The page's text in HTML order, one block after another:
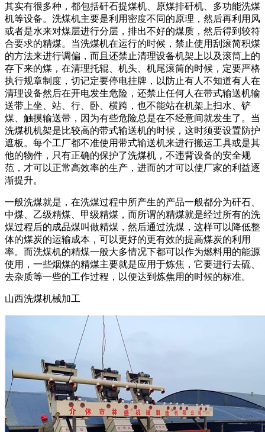
其实有很多种，都包括矸石提煤机、原煤排矸机、多功能洗煤
机等设备。洗煤机主要是利用密度不同的原理，然后再利用风
或者是水来对煤层进行分层，排出不好的煤质，然后得到较符
合要求的精煤。当洗煤机在运行的时候，禁止使用刮滚简积煤
的方法来进行调偏，而且还禁止清理设备机架上以及滚筒上的
存下来的煤，在清理托辊、机头、机尾滚筒的时候，定要严格
执行规章制度，切记定要停电挂牌，以防止有人不知道有人在
清理设备然后在开电发生危险，还禁止任何人在带式输送机输
送带上坐、站、行、卧、横跨，也不能站在机架上扫水、铲
煤、触摸输送带，因为有些危险总是在不经意间就发生了。当
洗煤机机架是比较高的带式输送机的时候，这时须要设置防护
遮板。每个工厂都不准使用带式输送机来进行搬运工具或是其
他的物件，只有正确的保护了洗煤机，不违背设备的安全规
范，才可以正常高效率的生产，进而的才可以使厂家的利益逐
渐提升。
一般洗煤就是，在洗煤过程中所产生的产品一般都分为矸石、
中煤、乙级精煤、甲级精煤，而所谓的精煤就是经过所有的洗
煤过程后的成品煤叫做精煤，然后通过洗煤，这样可以降低整
体的煤炭的运输成本，可以更好的更有效的提高煤炭的利用
率。而洗煤机的精煤一般大多情况下都可以作为燃料用的能源
使用，一些烟煤的精煤主要就是应用于炼焦，它要进行去硫、
去杂质等一些的工作过程，以便达到炼焦用的时候的标准。
山西洗煤机械加工